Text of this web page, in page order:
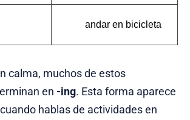
andar en bicicleta
calma, muchos de estos
en -ing. Esta forma aparece
hablas de actividades en